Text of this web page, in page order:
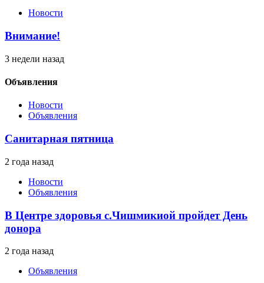
Новости
Внимание!
3 недели назад
Объявления
Новости
Объявления
Санитарная пятница
2 года назад
Новости
Объявления
В Центре здоровья с.Чишмикиой пройдет День
донора
2 года назад
Объявления